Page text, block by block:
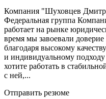
Компания "Шуховцев
Федеральная группа
работает на рынке
время мы завоевали
благодаря высокому
и индивидуальному
хотите работать в
с ней,...
Отправить резюме